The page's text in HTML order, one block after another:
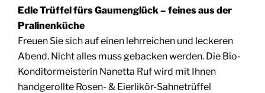
Edle Trüffel fürs Gaumenglück – feines aus der
Pralinenküche
Freuen Sie sich auf einen lehrreichen und leckeren
Abend. Nicht alles muss gebacken werden. Die Bio-
Konditormeisterin Nanetta Rufwird mit Ihnen
handgerollte Rosen- & Eierlikör-Sahnetrüffel